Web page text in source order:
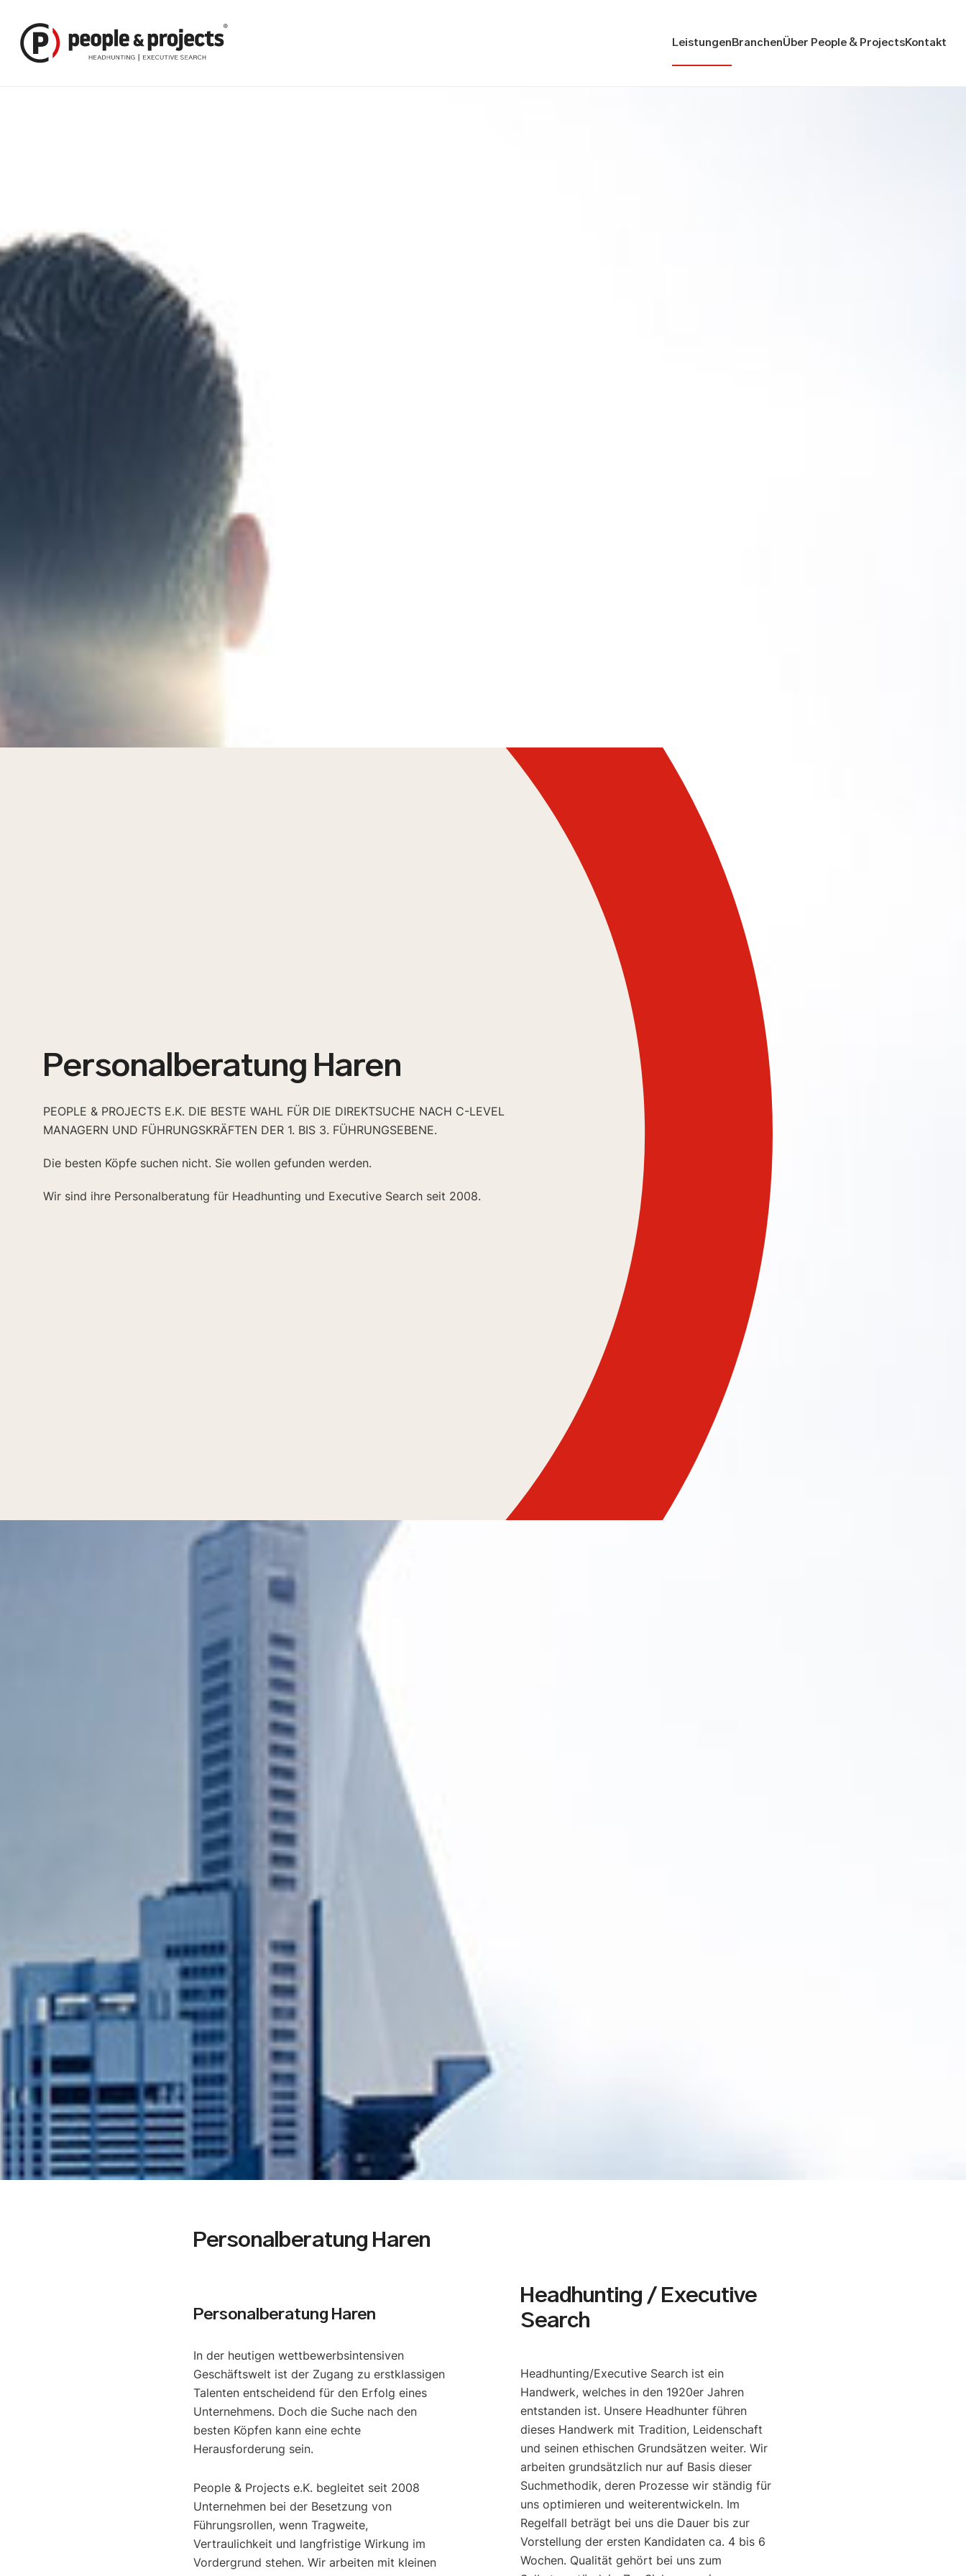
Leistungen BranchenÜber People & Projects Kontakt
Personalberatung Haren
PEOPLE & PROJECTS E.K. DIE BESTE WAHL FÜR DIE DIREKTSUCHE NACH C-LEVEL
MANAGERN UND FÜHRUNGSKRÄFTEN DER 1. BIS 3. FÜHRUNGSEBENE.
Die besten Köpfe suchen nicht. Sie wollen gefunden werden.
Wir sind ihre Personalberatung für Headhunting und Executive Search seit 2008.
Personalberatung Haren
Personalberatung Haren
In der heutigen wettbewerbsintensiven
Geschäftswelt ist der Zugang zu erstklassigen
Talenten entscheidend für den Erfolg eines
Unternehmens. Doch die Suche nach den
besten Köpfen kann eine echte
Herausforderung sein.
People & Projects e.K. begleitet seit 2008
Unternehmen bei der Besetzung von
Führungsrollen, wenn Tragweite,
Vertraulichkeit und langfristige Wirkung im
Vordergrund stehen. Wir arbeiten mit kleinen
Headhunting / Executive
Search
Headhunting/Executive Search ist ein
Handwerk, welches in den 1920er Jahren
entstanden ist. Unsere Headhunter führen
dieses Handwerk mit Tradition, Leidenschaft
und seinen ethischen Grundsätzen weiter. Wir
arbeiten grundsätzlich nur auf Basis dieser
Suchmethodik, deren Prozesse wir ständig für
uns optimieren und weiterentwickeln. Im
Regelfall beträgt bei uns die Dauer bis zur
Vorstellung der ersten Kandidaten ca. 4 bis 6
Wochen. Qualität gehört bei uns zum